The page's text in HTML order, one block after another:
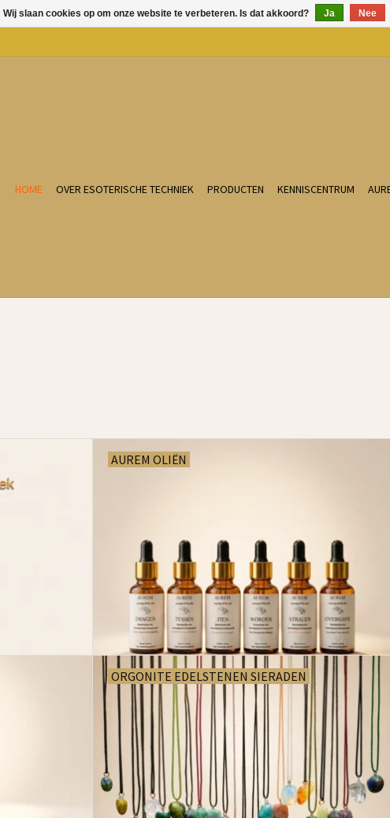
HOME OVER ESOTERISCHE TECHNIEK PRODUCTEN KENNISCENTRUM
AUREM OLIËN
ORGONITE EDELSTENEN SIERADEN
Wij slaan cookies op om onze website te verbeteren. Is dat akkoord? Ja Nee